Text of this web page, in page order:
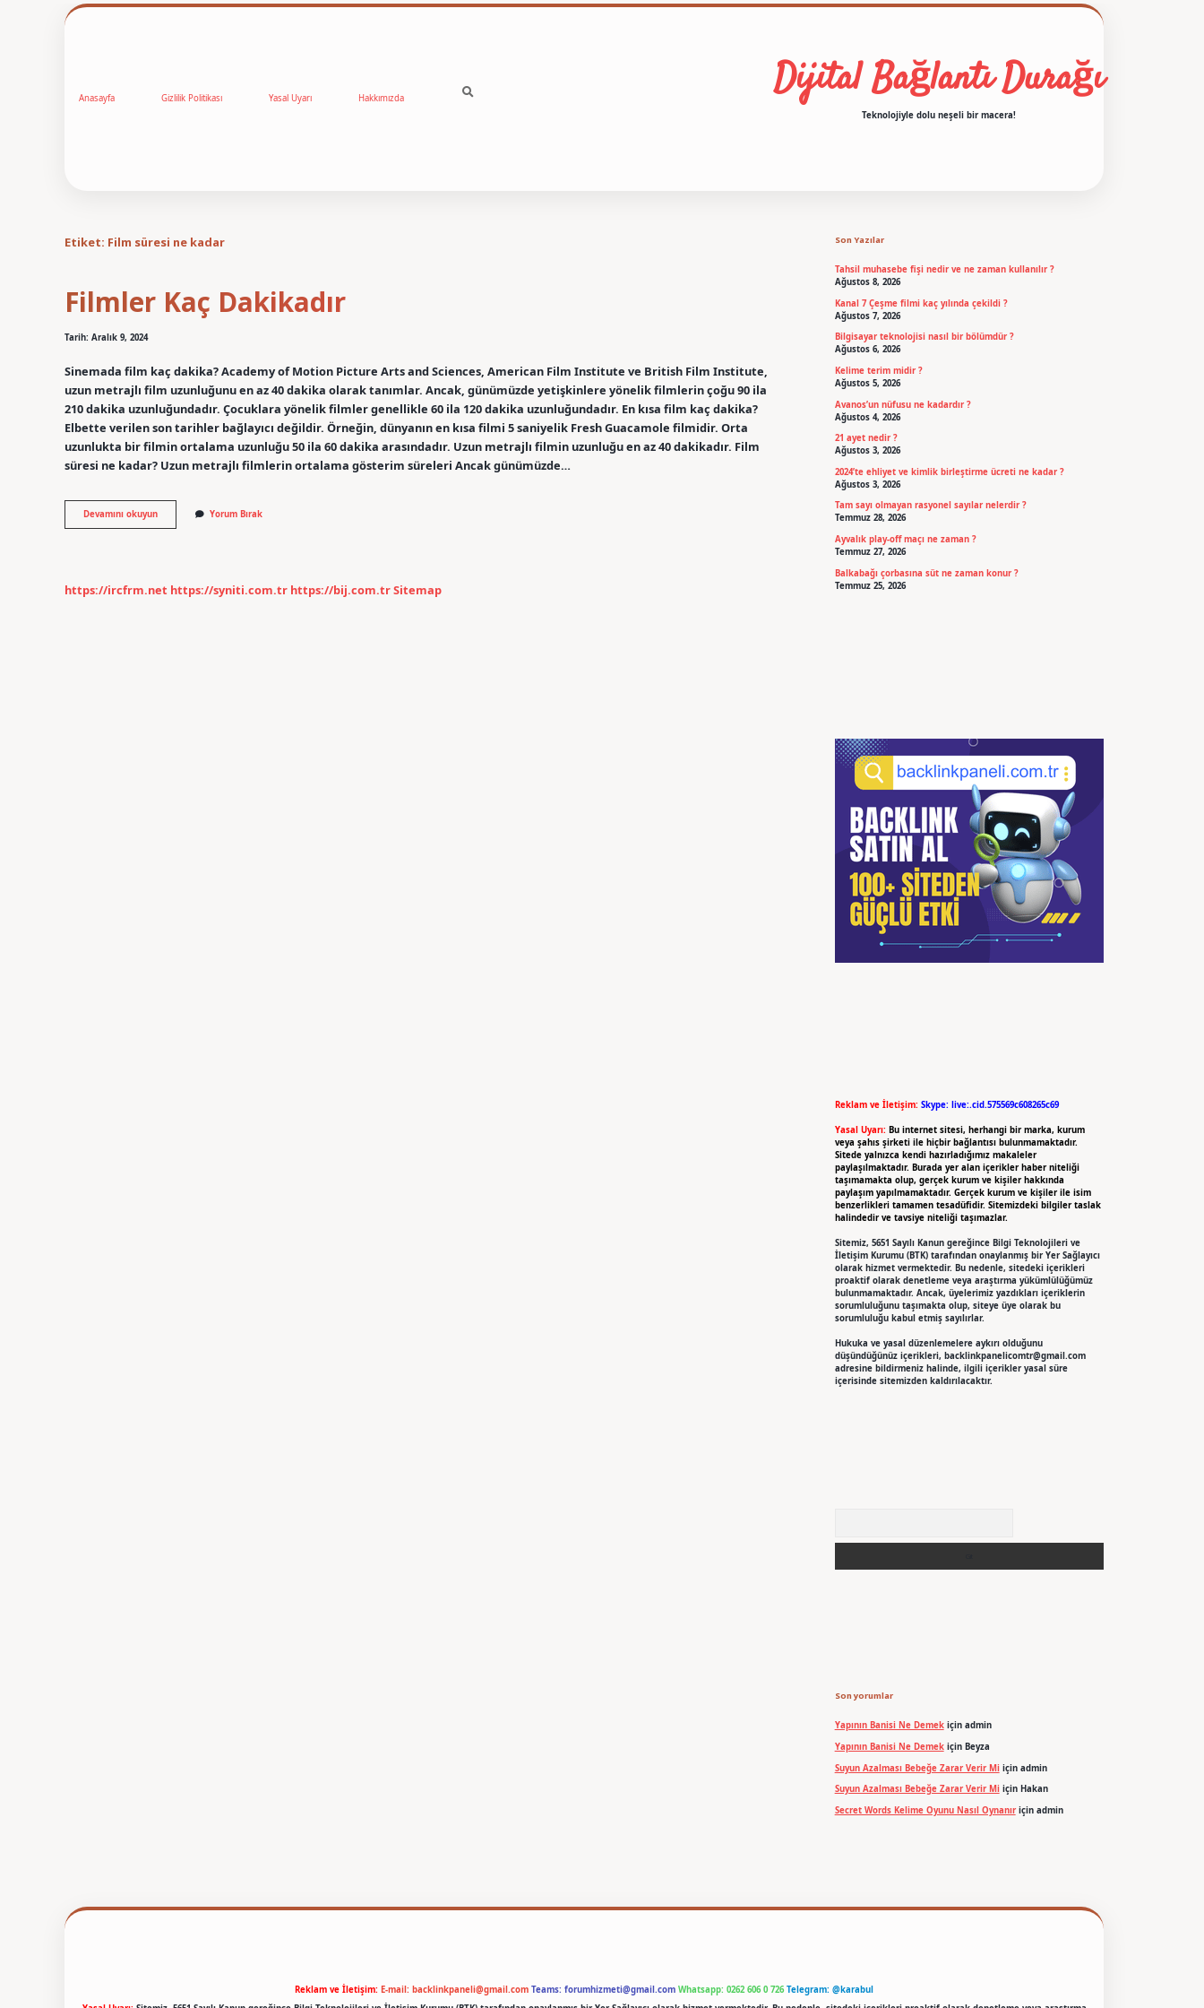
Anasayfa Gizlilik Politikası Yasal Uyarı Hakkımızda Dijital Bağlantı Durağı
Teknolojiyle dolu neşeli bir macera!
Etiket: Film süresi ne kadar
Filmler Kaç Dakikadır
Tarih: Aralık 9, 2024
Sinemada film kaç dakika? Academy of Motion Picture Arts and Sciences, American Film Institute ve British Film Institute,
uzun metrajlı film uzunluğunu en az 40 dakika olarak tanımlar. Ancak, günümüzde yetişkinlere yönelik filmlerin çoğu 90 ila
210 dakika uzunluğundadır. Çocuklara yönelik filmler genellikle 60 ila 120 dakika uzunluğundadır. En kısa film kaç dakika?
Elbette verilen son tarihler bağlayıcı değildir. Örneğin, dünyanın en kısa filmi 5 saniyelik Fresh Guacamole filmidir. Orta
uzunlukta bir filmin ortalama uzunluğu 50 ila 60 dakika arasındadır. Uzun metrajlı filmin uzunluğu en az 40 dakikadır. Film
süresi ne kadar? Uzun metrajlı filmlerin ortalama gösterim süreleri Ancak günümüzde…
Devamını okuyunFilmler
Kaç
Yorum Bırak
https://ircfrm.net https://syniti.com.tr https://bij.com.trSitemap
Son Yazılar
Tahsil muhasebe fişi nedir ve ne zaman kullanılır ?
Ağustos 8, 2026
Kanal 7 Çeşme filmi kaç yılında çekildi ?
Ağustos 7, 2026
Bilgisayar teknolojisi nasıl bir bölümdür ?
Ağustos 6, 2026
Kelime terim midir ?
Ağustos 5, 2026
Avanos’un nüfusu ne kadardır ?
Ağustos 4, 2026
21 ayet nedir ?
Ağustos 3, 2026
2024’te ehliyet ve kimlik birleştirme ücreti ne kadar ?
Ağustos 3, 2026
Tam sayı olmayan rasyonel sayılar nelerdir ?
Temmuz 28, 2026
Ayvalık play-off maçı ne zaman ?
Temmuz 27, 2026
Balkabağı çorbasına süt ne zaman konur ?
Temmuz 25, 2026
Reklam ve İletişim: Skype: live:.cid.575569c608265c69
Yasal Uyarı: Bu internet sitesi, herhangi bir marka, kurum
veya şahıs şirketi ile hiçbir bağlantısı bulunmamaktadır.
Sitede yalnızca kendi hazırladığımız makaleler
paylaşılmaktadır. Burada yer alan içerikler haber niteliği
taşımamakta olup, gerçek kurum ve kişiler hakkında
paylaşım yapılmamaktadır. Gerçek kurum ve kişiler ile isim
benzerlikleri tamamen tesadüfidir. Sitemizdeki bilgiler taslak
halindedir ve tavsiye niteliği taşımazlar.
Sitemiz, 5651 Sayılı Kanun gereğince Bilgi Teknolojileri ve
İletişim Kurumu (BTK) tarafından onaylanmış bir Yer Sağlayıcı
olarak hizmet vermektedir. Bu nedenle, sitedeki içerikleri
proaktif olarak denetleme veya araştırma yükümlülüğümüz
bulunmamaktadır. Ancak, üyelerimiz yazdıkları içeriklerin
sorumluluğunu taşımakta olup, siteye üye olarak bu
sorumluluğu kabul etmiş sayılırlar.
Hukuka ve yasal düzenlemelere aykırı olduğunu
düşündüğünüz içerikleri, backlinkpanelicomtr@gmail.com
adresine bildirmeniz halinde, ilgili içerikler yasal süre
içerisinde sitemizden kaldırılacaktır.
Son yorumlar
Yapının Banisi Ne Demekiçin admin
Yapının Banisi Ne Demekiçin Beyza
Suyun Azalması Bebeğe Zarar Verir Miiçin admin
Suyun Azalması Bebeğe Zarar Verir Miiçin Hakan
Secret Words Kelime Oyunu Nasıl Oynanıriçin admin
Reklam ve İletişim: E-mail: backlinkpaneli@gmail.com Teams: forumhizmeti@gmail.com Whatsapp: 0262 606 0 726 Telegram: @karabul